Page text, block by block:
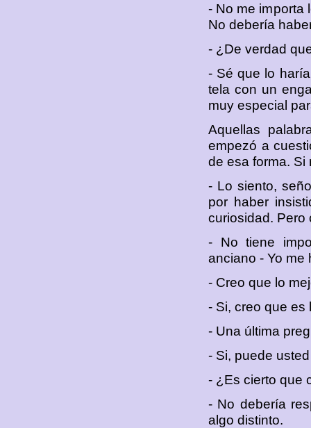
- No me importa
No debería
- ¿De verdad
- Sé que lo
tela con un
muy especial
Aquellas
empezó a
de esa forma.
- Lo siento,
por haber
curiosidad. Pero
- No tiene
anciano - Yo me
- Creo que lo
- Si, creo que es
- Una última
- Si, puede
- ¿Es cierto que
- No debería
algo distinto.